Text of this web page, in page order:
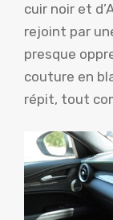
cuir noir et
rejoint par
presque
couture en
répit, tout